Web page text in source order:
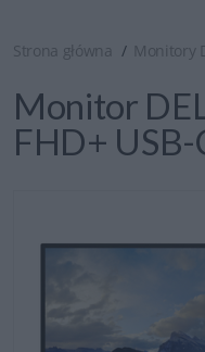
Strona główna Monitory
Monitor
FHD+ USB-